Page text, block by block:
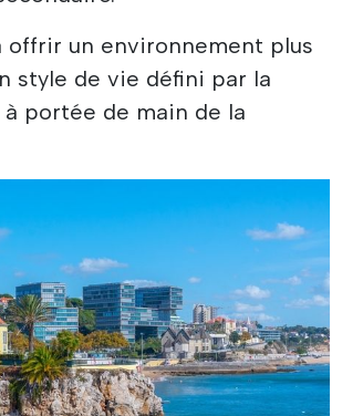
offrir un environnement plus
style de vie défini par la
portée de main de la